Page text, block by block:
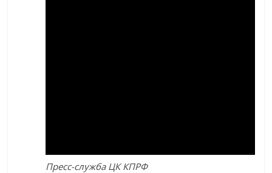
Пресс-служба ЦК КПРФ